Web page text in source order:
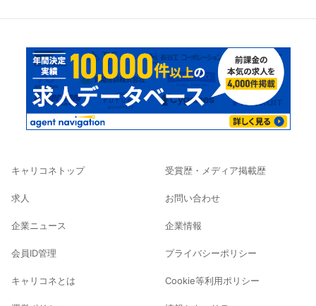
キャリコネトップ
求人
企業ニュース
会員ID管理
キャリコネとは
受賞歴・メディア掲載歴
お問い合わせ
企業情報
プライバシーポリシー
Cookie等利用ポリシー